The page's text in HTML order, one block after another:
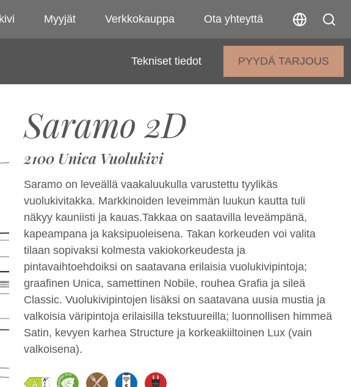
Myyjät Verkkokauppa Ota yhteyttä
Tekniset tiedot PYYDÄ TARJOUS
Saramo 2D
2100 Unica Vuolukivi
Saramo on leveällä vaakaluukulla varustettu tyylikäs
vuolukivitakka. Markkinoiden leveimmän luukun kautta tuli
näkyy kauniisti ja kauas.Takkaa on saatavilla leveämpänä,
kapeampana ja kaksipuoleisena. Takan korkeuden voi valita
tilaan sopivaksi kolmesta vakiokorkeudesta ja
pintavaihtoehdoiksi on saatavana erilaisia vuolukivipintoja;
graafinen Unica, samettinen Nobile, rouhea Grafia ja sileä
Classic. Vuolukivipintojen lisäksi on saatavana uusia mustia ja
valkoisia väripintoja erilaisilla tekstuureilla; luonnollisen himmeä
Satin, kevyen karhea Structure ja korkeakiiltoinen Lux (vain
valkoisena).